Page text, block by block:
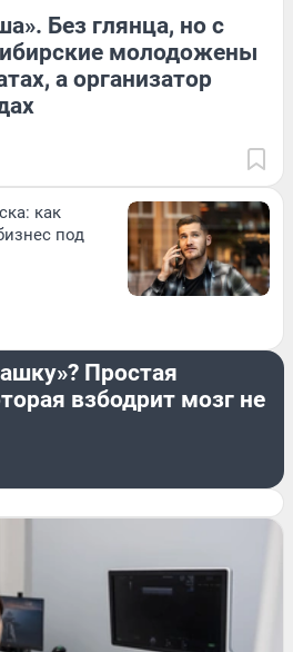
Без глянца, но с
молодожены
а организатор
как
под
Простая
взбодрит мозг не